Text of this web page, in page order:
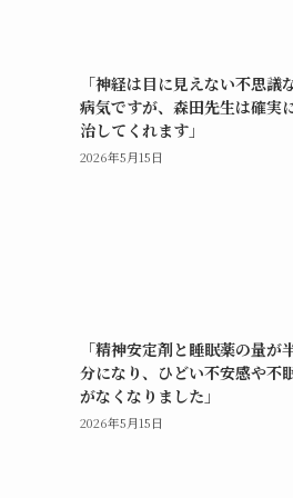
「神経は目に見えない不思議
病気ですが、森田先生は確実
治してくれます」
2026年5月15日
「精神安定剤と睡眠薬の量が
分になり、ひどい不安感や不
がなくなりました」
2026年5月15日